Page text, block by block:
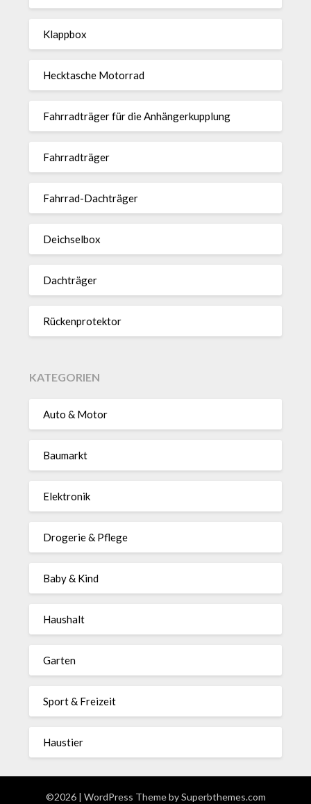
Klappbox
Heck­ta­sche Motorrad
Fahr­rad­träger für die Anhän­ger­kup­p­lung
Fahr­rad­träger
Fahrrad-Dach­träger
Deich­selbox
Dach­träger
Rücken­pro­tektor
KATEGORIEN
Auto & Motor
Baumarkt
Elektronik
Drogerie & Pflege
Baby & Kind
Haushalt
Garten
Sport & Freizeit
Haustier
©2026 | WordPress Theme bySuperbthemes.com